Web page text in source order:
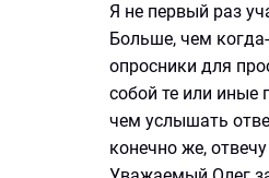
Я не первый раз
Больше, чем
опросники для
собой те или иные
чем услышать
конечно же,